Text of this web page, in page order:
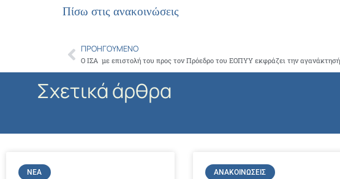
Πίσω στις ανακοινώσεις
Prev
ΠΡΟΗΓΟΎΜΕΝΟ
Σχετικά άρθρα
ΝΈΑ ΑΝΑΚΟΙΝΏΣΕΙΣ